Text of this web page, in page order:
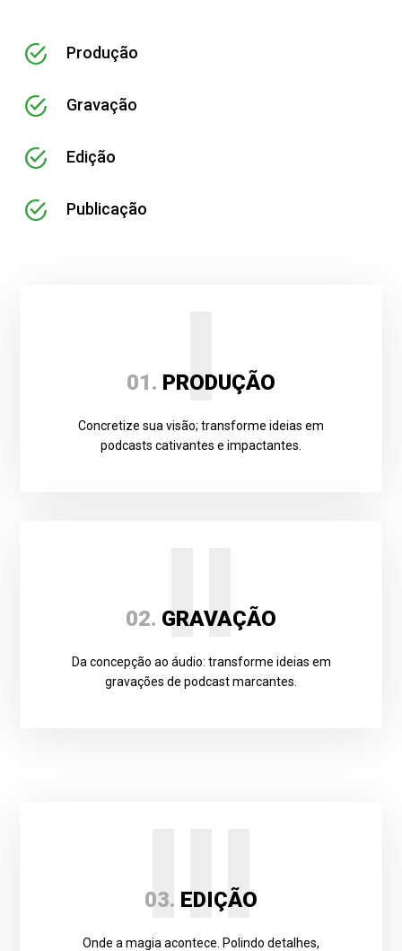
Produção
Gravação
Edição
Publicação
I
01. PRODUÇÃO
Concretize sua visão; transforme ideias em
podcasts cativantes e impactantes.
II
02. GRAVAÇÃO
Da concepção ao áudio: transforme ideias em
gravações de podcast marcantes.
III
03. EDIÇÃO
Onde a magia acontece. Polindo detalhes,